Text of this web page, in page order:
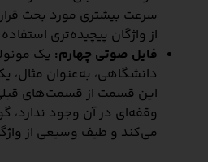
سرعت بیشتری مورد بحث
از واژگان پیچیده‌تری
فایل صوتی چهارم: یک
دانشگاهی، به‌عنوان مثال،
این قسمت از قسمت‌های
وقفه‌ای در آن وجود
می‌کند و طیف وسیعی از